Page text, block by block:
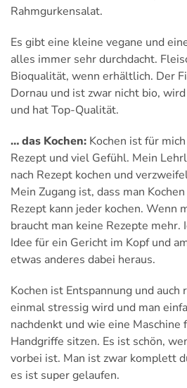
Rahmgurkensalat.
Es gibt eine kleine vegane und
alles immer sehr durchdacht.
Bioqualität, wenn erhältlich. Der
Dornau und ist zwar nicht bio,
und hat Top-Qualität.
… das Kochen: Kochen ist für
Rezept und viel Gefühl. Mein
nach Rezept kochen und
Mein Zugang ist, dass man
Rezept kann jeder kochen. Wenn
braucht man keine Rezepte mehr.
Idee für ein Gericht im Kopf und
etwas anderes dabei heraus.
Kochen ist Entspannung und
einmal stressig wird und man
nachdenkt und wie eine
Handgriffe sitzen. Es ist schön,
vorbei ist. Man ist zwar komplett
es ist super gelaufen.